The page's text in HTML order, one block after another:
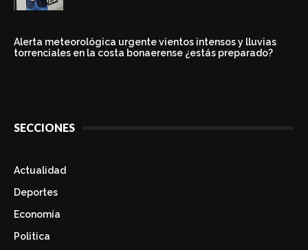
Alerta meteorológica urgente vientos intensos y lluvias
torrenciales en la costa bonaerense ¿estás preparado?
SECCIONES
Actualidad
Deportes
Economía
Politica